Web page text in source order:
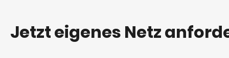
Jetzt eigenes Netz